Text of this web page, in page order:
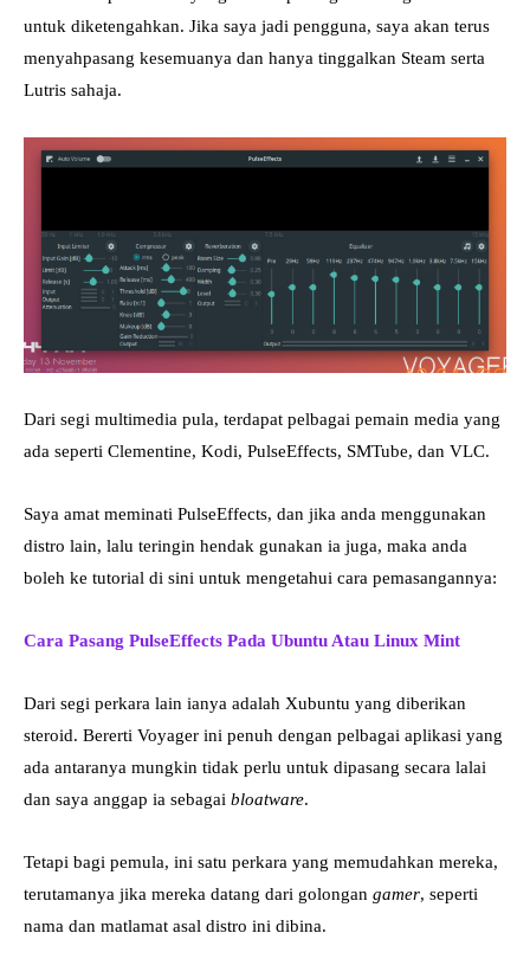
untuk diketengahkan. Jika saya jadi pengguna, saya akan terus
menyahpasang kesemuanya dan hanya tinggalkan Steam serta
Lutris sahaja.
Dari segi multimedia pula, terdapat pelbagai pemain media yang
ada seperti Clementine, Kodi, PulseEffects, SMTube, dan VLC.
Saya amat meminati PulseEffects, dan jika anda menggunakan
distro lain, lalu teringin hendak gunakan ia juga, maka anda
boleh ke tutorial di sini untuk mengetahui cara pemasangannya:
Cara Pasang PulseEffects Pada Ubuntu Atau Linux Mint
Dari segi perkara lain ianya adalah Xubuntu yang diberikan
steroid. Bererti Voyager ini penuh dengan pelbagai aplikasi yang
ada antaranya mungkin tidak perlu untuk dipasang secara lalai
dan saya anggap ia sebagai bloatware.
Tetapi bagi pemula, ini satu perkara yang memudahkan mereka,
terutamanya jika mereka datang dari golongan gamer, seperti
nama dan matlamat asal distro ini dibina.